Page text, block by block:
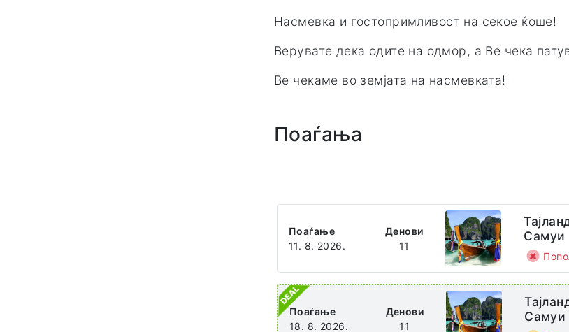
Насмевка и гостопримливост на секое ќоше!
Верувате дека одите на одмор, а Ве чека
Ве чекаме во земјата на насмевката!
Поаѓања
Поаѓање
11. 8. 2026.
Денови
11
Самуи
Поаѓање
18. 8. 2026.
Денови
11
Самуи